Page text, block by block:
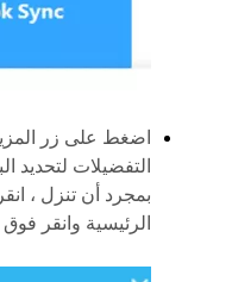
اضغط على زر
التفضيلات لتحديد
بمجرد أن تنزل ،
الرئيسية وانقر